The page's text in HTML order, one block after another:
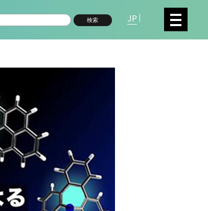
検索 JP
数物系科学
研究所 (75) 環境学研究科 (67)
究院 (26)
生物機能開発利用研究センタ
ナズナ (19) オーロラ (17)